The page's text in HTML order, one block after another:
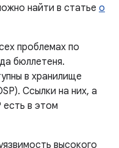
найти в статье о
проблемах по
бюллетеня.
в хранилище
Ссылки на них, а
есть в этом
высокого